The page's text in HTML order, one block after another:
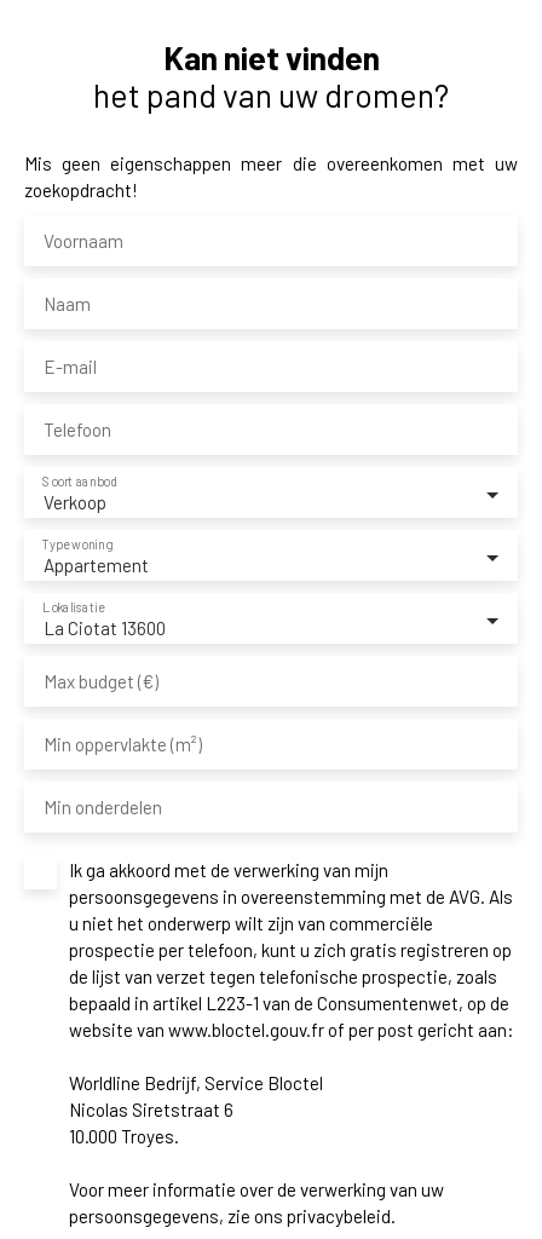
Kan niet vinden
het pand van uw dromen?
Mis geen eigenschappen meer die overeenkomen met uw
zoekopdracht!
Voornaam
Naam
E-mail
Telefoon
Verkoop
Soort aanbod
Appartement
Type woning
La Ciotat 13600
Lokalisatie
Max budget (€)
Min oppervlakte (m²)
Min onderdelen
Ik ga akkoord met de verwerking van mijn
persoonsgegevens in overeenstemming met de AVG. Als
u niet het onderwerp wilt zijn van commerciële
prospectie per telefoon, kunt u zich gratis registreren op
de lijst van verzet tegen telefonische prospectie, zoals
bepaald in artikel L223-1 van de Consumentenwet, op de
website van www.bloctel.gouv.fr of per post gericht aan:
Worldline Bedrijf, Service Bloctel
Nicolas Siretstraat 6
10.000 Troyes.
Voor meer informatie over de verwerking van uw
persoonsgegevens, zie ons privacybeleid.